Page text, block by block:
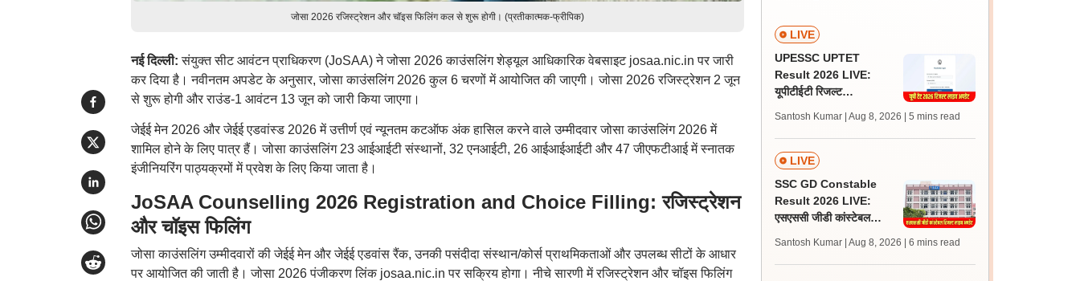
जोसा 2026 रजिस्ट्रेशन और चॉइस फिलिंग कल से शुरू होगी। (प्रतीकात्मक-फ्रीपिक)
नई दिल्ली:संयुक्त सीट आवंटन प्राधिकरण (JoSAA) ने जोसा 2026 काउंसलिंग शेड्यूल आधिकारिक वेबसाइट josaa.nic.in पर जारी
कर दिया है। नवीनतम अपडेट के अनुसार, जोसा काउंसलिंग 2026 कुल 6 चरणों में आयोजित की जाएगी। जोसा 2026 रजिस्ट्रेशन 2 जून
से शुरू होगी और राउंड-1 आवंटन 13 जून को जारी किया जाएगा।
जेईई मेन 2026 और जेईई एडवांस्ड 2026 में उत्तीर्ण एवं न्यूनतम कटऑफ अंक हासिल करने वाले उम्मीदवार जोसा काउंसलिंग 2026 में
शामिल होने के लिए पात्र हैं। जोसा काउंसलिंग 23 आईआईटी संस्थानों, 32 एनआईटी, 26 आईआईआईटी और 47 जीएफटीआई में स्नातक
इंजीनियरिंग पाठ्यक्रमों में प्रवेश के लिए किया जाता है।
JoSAA Counselling 2026 Registration and Choice Filling: रजिस्ट्रेशन
और चॉइस फिलिंग
जोसा काउंसलिंग उम्मीदवारों की जेईई मेन और जेईई एडवांस रैंक, उनकी पसंदीदा संस्थान/कोर्स प्राथमिकताओं और उपलब्ध सीटों के आधार
पर आयोजित की जाती है। जोसा 2026 पंजीकरण लिंक josaa.nic.in पर सक्रिय होगा। नीचे सारणी में रजिस्ट्रेशन और चॉइस फिलिंग
LIVE
UPESSC UPTET
Result 2026 LIVE:
यूपीटीईटी रिजल्ट
जल्द, जानें लेटेस्ट अपडेट,
पासिंग मार्क्स
Santosh Kumar | Aug 8, 2026 | 5 mins read
LIVE
SSC GD Constable
Result 2026 LIVE:
एसएससी जीडी कांस्टेबल
लेटेस्ट अपडेट, स्कोरकार्ड लिंक
Santosh Kumar | Aug 8, 2026 | 6 mins read